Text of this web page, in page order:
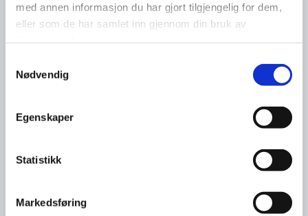
med annen informasjon du har gjort tilgjengelig for dem,
eller som de har samlet inn gjennom din bruk av
Nødvendig
Egenskaper
Statistikk
Markedsføring